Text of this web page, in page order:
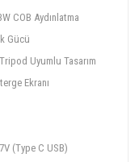
COB Aydınlatma
Gücü
Uyumlu Tasarım
Ekranı
(Type C USB)